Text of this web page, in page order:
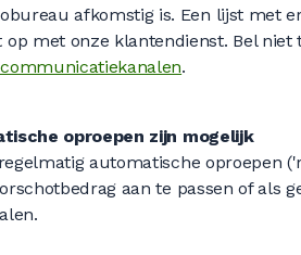
afkomstig is. Een lijst met
op met onze klantendienst. Bel
.
oproepen zijn mogelijk
automatische oproepen
aan te passen of als